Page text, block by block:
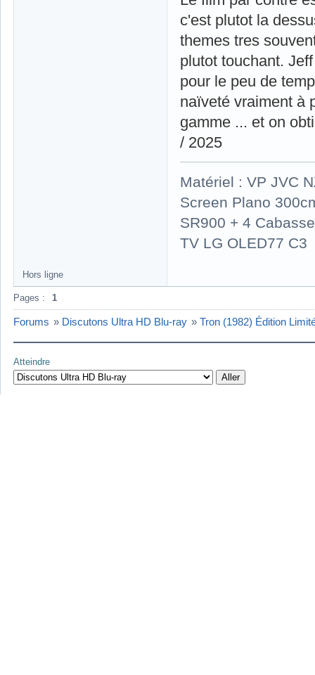
c'est plutot la
themes tres
plutot touchant.
pour le peu de
naïveté vraiment à
gamme ... et on
/ 2025
Matériel : VP JVC
Screen Plano
SR900 + 4
TV LG OLED77 C3
Hors ligne
Pages : 1
Forums » Discutons Ultra HD Blu-ray » Tron (1982) Édition
Atteindre